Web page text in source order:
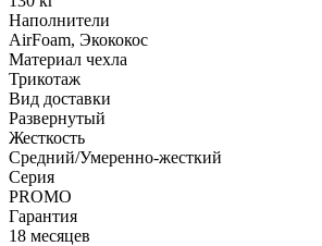
Наполнители
AirFoam, Экококос
Материал чехла
Трикотаж
Вид доставки
Развернутый
Жесткость
Средний/Умеренно-жесткий
Серия
PROMO
Гарантия
18 месяцев